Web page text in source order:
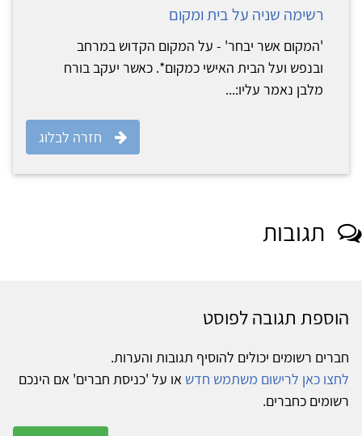
רשימה שניה על בית ומקום
'המקום אשר יבחר' - על המקום הקדוש במרחב
ובנפש ועל הבית האישי כמקום*. כאשר יעקב בורח
מלבן נאמר עליו:...
חזרה לבלוג
תגובות
הוספת תגובה לפוסט
חברים רשומים יכולים להוסיף תגובות והערות.
לחצו כאן לרישום משתמש חדש או על 'כניסת חברים' אם הינכם
רשומים כחברים.